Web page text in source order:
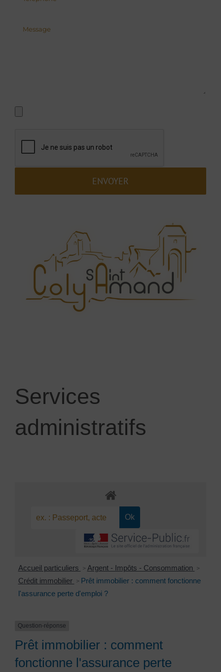
Services
administratifs
Accueil particuliers > Argent - Impôts - Consommation >
Crédit immobilier > Prêt immobilier : comment fonctionne
l'assurance perte d'emploi ?
Question-réponse
Prêt immobilier : comment
fonctionne l'assurance perte